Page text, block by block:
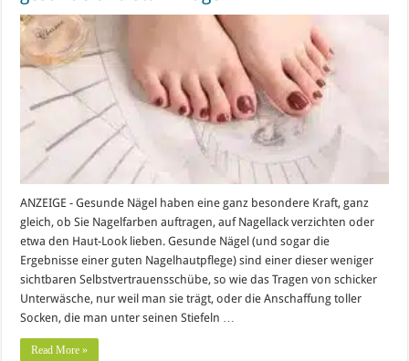
ANZEIGE - Gesunde Nägel haben eine ganz besondere Kraft, ganz
gleich, ob Sie Nagelfarben auftragen, auf Nagellack verzichten oder
etwa den Haut-Look lieben. Gesunde Nägel (und sogar die
Ergebnisse einer guten Nagelhautpflege) sind einer dieser weniger
sichtbaren Selbstvertrauensschübe, so wie das Tragen von schicker
Unterwäsche, nur weil man sie trägt, oder die Anschaffung toller
Socken, die man unter seinen Stiefeln …
Read More »